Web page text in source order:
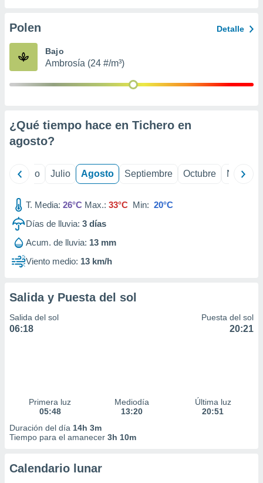
e
mediante
publicidad
publicidad
de
Polen Detalle
Bajo
Ambrosía (24 #/m³)
¿Qué tiempo hace en Tichero en
agosto?
Junio Julio Agosto Septiembre Octubre
T. Media: 26°C Max.: 33°C Min: 20°C
Días de lluvia: 3 días
Acum. de lluvia: 13 mm
Viento medio: 13 km/h
Salida y Puesta del sol
Salida del sol
06:18
Puesta del sol
20:21
Primera luz
05:48
Mediodía
13:20
Última luz
20:51
Duración del día 14h 3m
Tiempo para el amanecer 3h 10m
Calendario lunar